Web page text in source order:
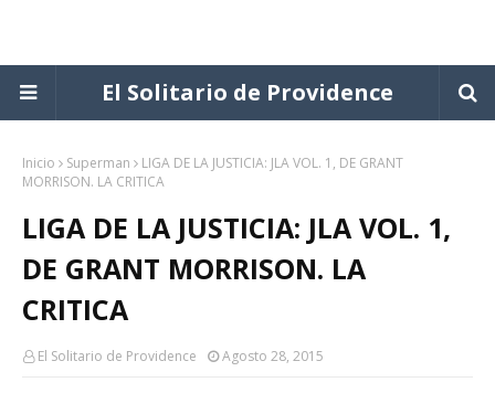
El Solitario de Providence
Inicio Superman
LIGA DE LA JUSTICIA: JLA VOL. 1, DE GRANT
MORRISON. LA CRITICA
LIGA DE LA JUSTICIA: JLA VOL. 1,
DE GRANT MORRISON. LA
CRITICA
El Solitario de Providence Agosto 28, 2015